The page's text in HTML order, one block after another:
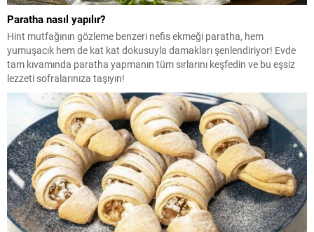
Paratha nasıl yapılır?
Hint mutfağının gözleme benzeri nefis ekmeği paratha, hem
yumuşacık hem de kat kat dokusuyla damakları şenlendiriyor! Evde
tam kıvamında paratha yapmanın tüm sırlarını keşfedin ve bu eşsiz
lezzeti sofralarınıza taşıyın!